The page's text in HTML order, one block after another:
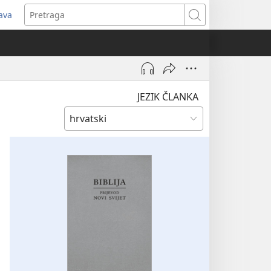
Pretraga
JEZIK ČLANKA